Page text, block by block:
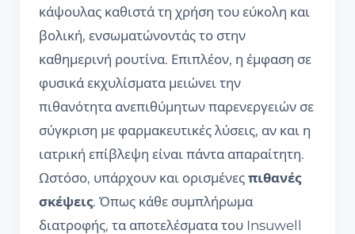
κάψουλας καθιστά τη χρήση του εύκολη και
βολική, ενσωματώνοντάς το στην
καθημερινή ρουτίνα. Επιπλέον, η έμφαση σε
φυσικά εκχυλίσματα μειώνει την
πιθανότητα ανεπιθύμητων παρενεργειών σε
σύγκριση με φαρμακευτικές λύσεις, αν και η
ιατρική επίβλεψη είναι πάντα απαραίτητη.
Ωστόσο, υπάρχουν και ορισμένες πιθανές
σκέψεις. Όπως κάθε συμπλήρωμα
διατροφής, τα αποτελέσματα του Insuwell